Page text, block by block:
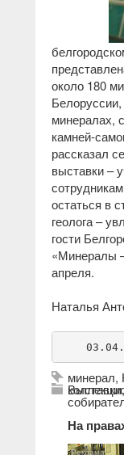
около 180
минералах,
камней-
рассказал
выставки –
остаться в
геолога –
гости
«Минералы
апреля.
Наталья
минерал,
На